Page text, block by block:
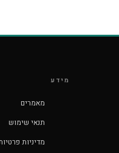
מידע
מאמרים
תנאי שימוש
מדיניות